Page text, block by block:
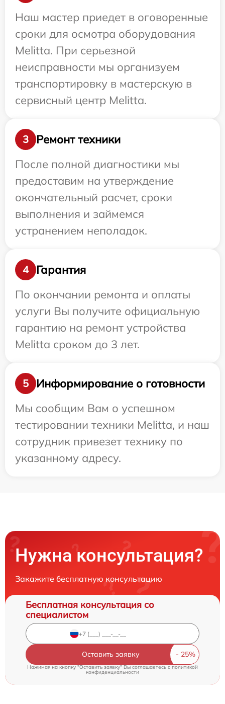
Наш мастер приедет в оговоренные
сроки для осмотра оборудования
Melitta. При серьезной
неисправности мы организуем
транспортировку в мастерскую в
сервисный центр Melitta.
3
Ремонт техники
После полной диагностики мы
предоставим на утверждение
окончательный расчет, сроки
выполнения и займемся
устранением неполадок.
4
Гарантия
По окончании ремонта и оплаты
услуги Вы получите официальную
гарантию на ремонт устройства
Melitta сроком до 3 лет.
5
Информирование о готовности
Мы сообщим Вам о успешном
тестировании техники Melitta, и наш
сотрудник привезет технику по
указанному адресу.
Нужна консультация?
Закажите бесплатную консультацию
Бесплатная консультация со
специалистом
Оставить заявку
Нажимая на кнопку "Оставить заявку" Вы соглашаетесь cполитикой
конфиденциальности